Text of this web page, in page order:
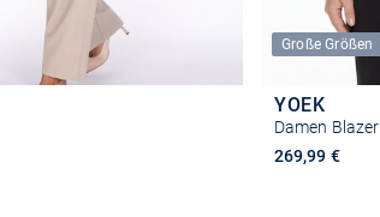
Große Größen
YOEK
Damen Blazer
269,99 €